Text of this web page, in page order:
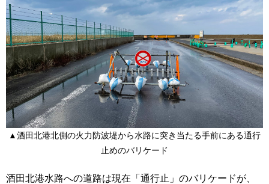
▲酒田北港北側の火力防波堤から水路に突き当たる手前にある通行
止めのバリケード
酒田北港水路への道路は現在「通行止」のバリケードが、